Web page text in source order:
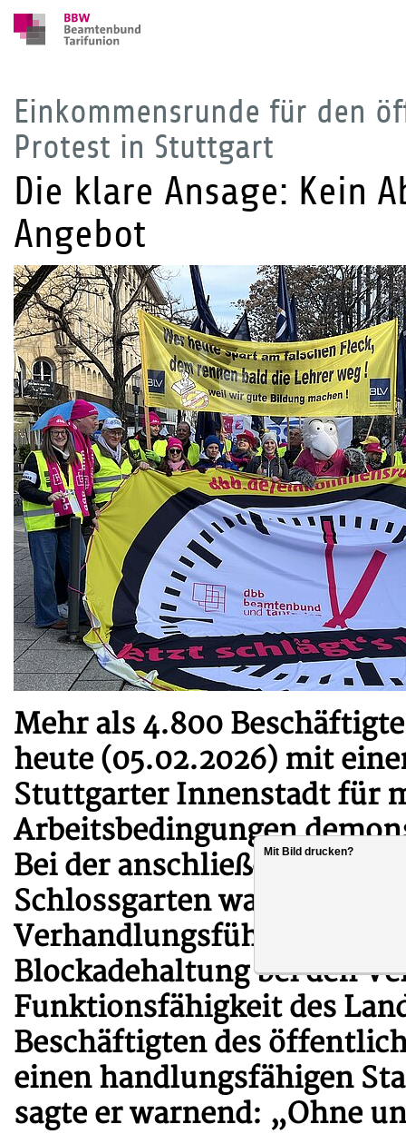
Einkommensrunde für den
Protest in Stuttgart
Die klare Ansage: Kein
Angebot
Mehr als 4.800
heute (05.02.2026) mit
Stuttgarter Innenstadt für
Arbeitsbedingungen
Bei der anschließenden
Schlossgarten warf BBW-
Verhandlungsführern der
Blockadehaltung bei den
Funktionsfähigkeit des
Beschäftigten des
einen handlungsfähigen
sagte er warnend: „Ohne
Mit Bild drucken?